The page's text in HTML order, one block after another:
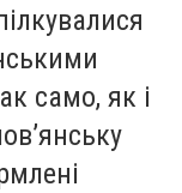
само, як і